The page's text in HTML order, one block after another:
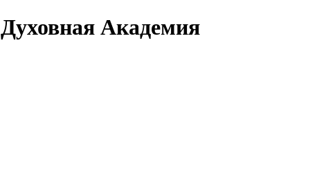
Духовная Академия